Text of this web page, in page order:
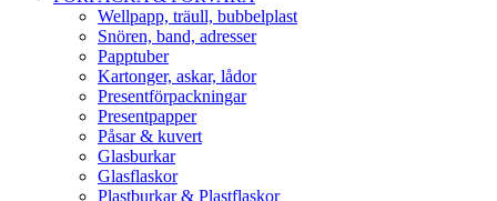
Wellpapp, träull, bubbelplast
Snören, band, adresser
Papptuber
Kartonger, askar, lådor
Presentförpackningar
Presentpapper
Påsar & kuvert
Glasburkar
Glasflaskor
Plastburkar & Plastflaskor